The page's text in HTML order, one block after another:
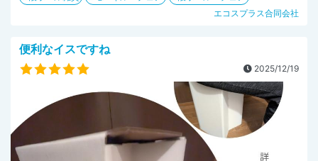
エコスプラス合同会社
便利なイスですね
2025/12/19